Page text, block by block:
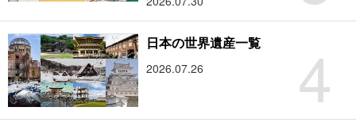
4
日本の世界遺産一覧
2026.07.26